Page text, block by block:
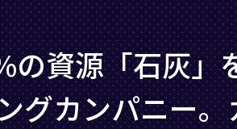
の資源「石灰」
グカンパニー